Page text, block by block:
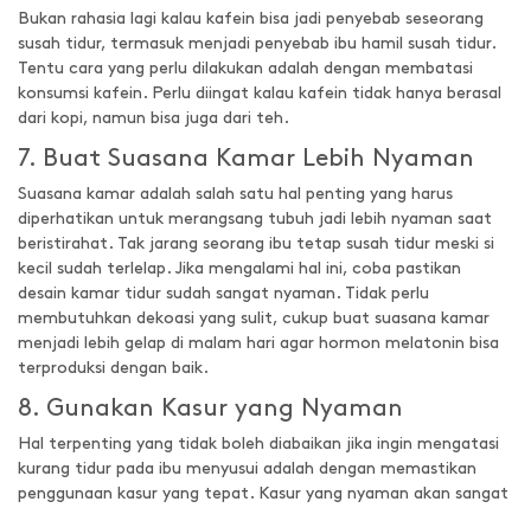
Bukan rahasia lagi kalau kafein bisa jadi penyebab seseorang
susah tidur, termasuk menjadi penyebab ibu hamil susah tidur.
Tentu cara yang perlu dilakukan adalah dengan membatasi
konsumsi kafein. Perlu diingat kalau kafein tidak hanya berasal
dari kopi, namun bisa juga dari teh.
7. Buat Suasana Kamar Lebih Nyaman
Suasana kamar adalah salah satu hal penting yang harus
diperhatikan untuk merangsang tubuh jadi lebih nyaman saat
beristirahat. Tak jarang seorang ibu tetap susah tidur meski si
kecil sudah terlelap. Jika mengalami hal ini, coba pastikan
desain kamar tidur sudah sangat nyaman. Tidak perlu
membutuhkan dekoasi yang sulit, cukup buat suasana kamar
menjadi lebih gelap di malam hari agar hormon melatonin bisa
terproduksi dengan baik.
8. Gunakan Kasur yang Nyaman
Hal terpenting yang tidak boleh diabaikan jika ingin mengatasi
kurang tidur pada ibu menyusui adalah dengan memastikan
penggunaan kasur yang tepat. Kasur yang nyaman akan sangat